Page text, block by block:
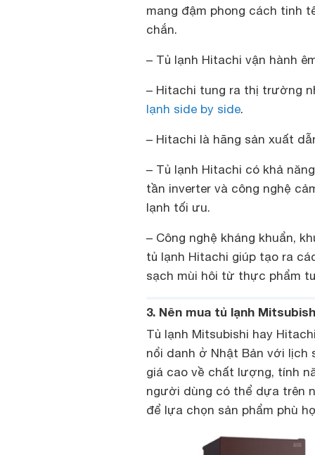
mang đậm phong cách tinh
chắn.
– Tủ lạnh Hitachi vận hành
– Hitachi tung ra thị trường
lạnh side by side.
– Hitachi là hãng sản xuất
– Tủ lạnh Hitachi có khả
tần inverter và công nghệ
lạnh tối ưu.
– Công nghệ kháng khuẩn,
tủ lạnh Hitachi giúp tạo ra
sạch mùi hôi từ thực phẩm
3. Nên mua tủ lạnh
Tủ lạnh Mitsubishi hay
nổi danh ở Nhật Bản với lịch
giá cao về chất lượng, tính
người dùng có thể dựa trên
để lựa chọn sản phẩm phù